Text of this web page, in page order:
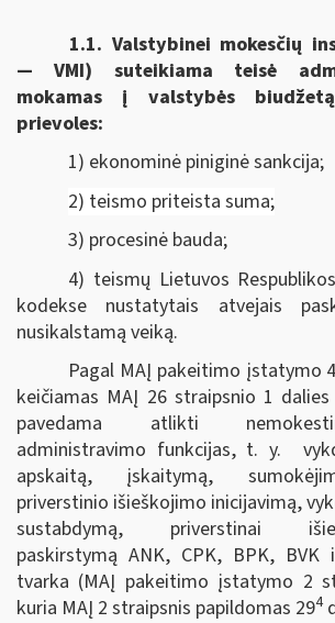
1.1. Valstybinei mokesčių
— VMI) suteikiama
teisė
mokamas į valstybės biudžetą
prievoles:
1) ekonominė piniginė sankcija;
2) teismo priteista suma;
3) procesinė bauda;
4) teismų Lietuvos
kodekse nustatytais atvejais
nusikalstamą veiką.
Pagal MAĮ pakeitimo įstatymo
keičiamas MAĮ 26 straipsnio 1
pavedama atlikti
administravimo funkcijas, t. y.
apskaitą, įskaitymą,
priverstinio išieškojimo inicijavimą,
sustabdymą, priverstinai
paskirstymą ANK, CPK, BPK,
tvarka (MAĮ pakeitimo įstatymo 2
kuria MAĮ 2 straipsnis papildomas 294